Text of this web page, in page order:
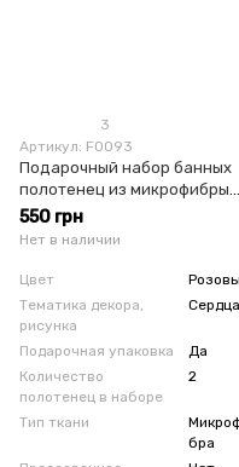
3
Артикул: F0093
Подарочный набор банных
полотенец из микрофибры
розовый
550 грн
Нет в наличии
Цвет
Тематика декора,
рисунка
Сердца
Подарочная упаковка
Да
Количество
полотенец в наборе
2
Тип ткани
бра